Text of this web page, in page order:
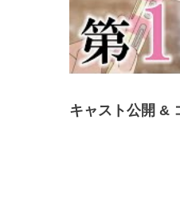
キャスト公開 &